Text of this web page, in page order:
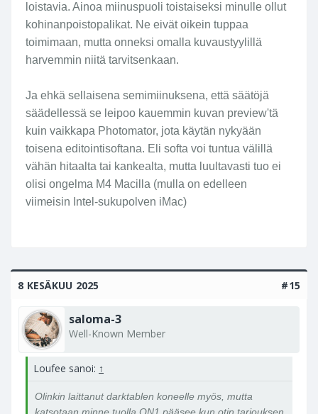
loistavia. Ainoa miinuspuoli toistaiseksi minulle ollut
kohinanpoistopalikat. Ne eivät oikein tuppaa
toimimaan, mutta onneksi omalla kuvaustyylillä
harvemmin niitä tarvitsenkaan.
Ja ehkä sellaisena semimiinuksena, että säätöjä
säädellessä se leipoo kauemmin kuvan preview'tä
kuin vaikkapa Photomator, jota käytän nykyään
toisena editointisoftana. Eli softa voi tuntua välillä
vähän hitaalta tai kankealta, mutta luultavasti tuo ei
olisi ongelma M4 Macilla (mulla on edelleen
viimeisin Intel-sukupolven iMac)
8 KESÄKUU 2025 #15
saloma-3
Well-Known Member
Loufee sanoi: ↑
Olinkin laittanut darktablen koneelle myös, mutta